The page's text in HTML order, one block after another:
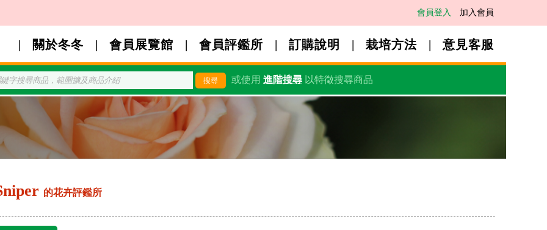
會員登入 加入會員
關於冬冬 會員展覽館 會員評鑑所 訂購說明 栽培方法 意見客服
或使用 進階搜尋以特徵搜尋商品
的花卉評鑑所